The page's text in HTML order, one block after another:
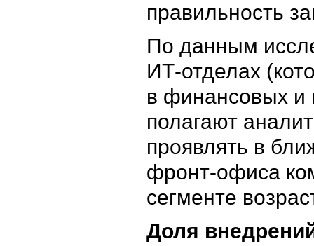
правильность
По данным
ИТ-отделах
в финансовых и
полагают
проявлять в
фронт-офиса
сегменте
Доля